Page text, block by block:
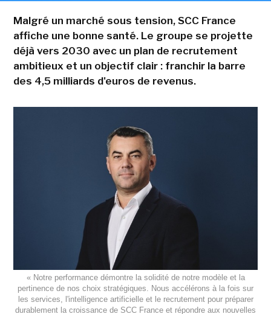
Malgré un marché sous tension, SCC France
affiche une bonne santé. Le groupe se projette
déjà vers 2030 avec un plan de recrutement
ambitieux et un objectif clair : franchir la barre
des 4,5 milliards d'euros de revenus.
« Notre performance démontre la solidité de notre modèle et la
pertinence de nos choix stratégiques. Nous accélérons à la fois sur
les services, l'intelligence artificielle et le recrutement pour préparer
durablement la croissance de SCC France et répondre aux nouvelles